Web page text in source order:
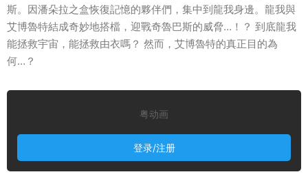
斯。因潘朵拉之盒恢復記憶的夥伴們，集中到龍我身邊。龍我與
艾博魯特結成奇妙地搭檔，迎戰奇魯巴斯的威脅…！？ 到底龍我
能拯救宇宙，能拯救由衣嗎？ 然而，艾博魯特的真正目的為
何…？
粤动画
登录/注册